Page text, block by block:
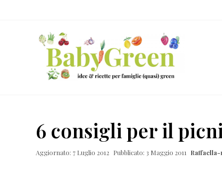
ricette
per
6 consigli per il
Aggiornato: 7 Luglio 2012 Pubblicato: 3 Maggio 2011 Raffaella-